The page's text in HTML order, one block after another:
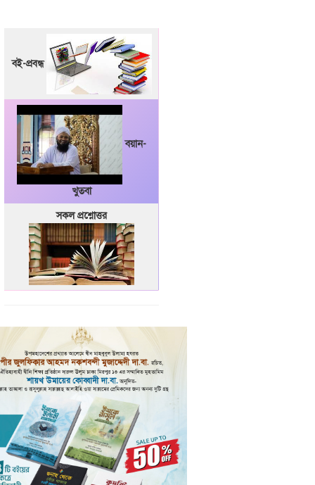
বই-প্রবন্ধ
বয়ান-
খুতবা
সকল প্রশ্নোত্তর